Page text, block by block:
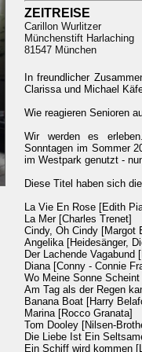
ZEITREISE
Carillon Wurlitzer
Münchenstift Harlaching
81547 München
In freundlicher
Clarissa und Michael
Wie reagieren Senioren
Wir werden es
Sonntagen im Sommer
im Westpark genutzt -
Diese Titel haben sich
La Vie En Rose [Edith
La Mer [Charles Trenet]
Cindy, Oh Cindy [Margot
Angelika [Heidesänger,
Der Lachende Vagabund
Diana [Conny - Connie
Wo Meine Sonne Scheint
Am Tag als der Regen
Banana Boat [Harry
Marina [Rocco Granata]
Tom Dooley [Nilsen-
Die Liebe Ist Ein
Ein Schiff wird kommen